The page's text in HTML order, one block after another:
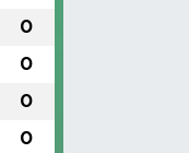
0
0
0
0